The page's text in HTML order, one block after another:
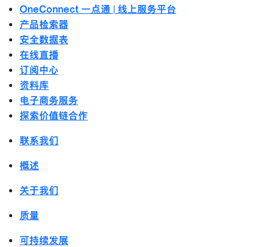
OneConnect 一点通 | 线上服务平台
产品检索器
安全数据表
在线直播
订阅中心
资料库
电子商务服务
探索价值链合作
联系我们
概述
关于我们
质量
可持续发展